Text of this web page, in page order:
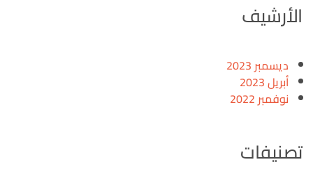
الأرشيف
ديسمبر 2023
أبريل 2023
نوفمبر 2022
تصنيفات